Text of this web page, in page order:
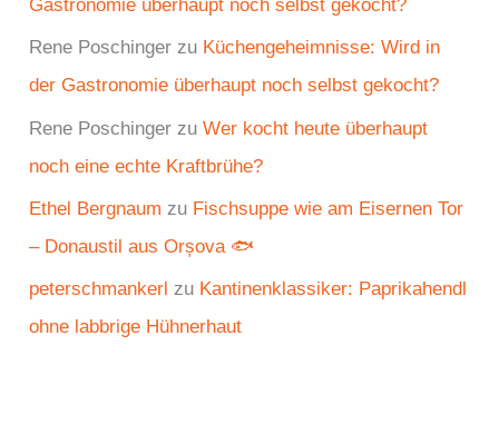
Gastronomie überhaupt noch selbst gekocht?
Rene Poschinger zu Küchengeheimnisse: Wird in
der Gastronomie überhaupt noch selbst gekocht?
Rene Poschinger zuWer kocht heute überhaupt
noch eine echte Kraftbrühe?
Ethel Bergnaum zu Fischsuppe wie am Eisernen Tor
– Donaustil aus Orșova 🐟
peterschmankerl zu Kantinenklassiker: Paprikahendl
ohne labbrige Hühnerhaut